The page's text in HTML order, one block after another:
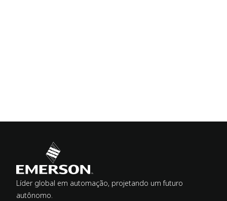
Líder global em automação, projetando um futuro
autônomo.